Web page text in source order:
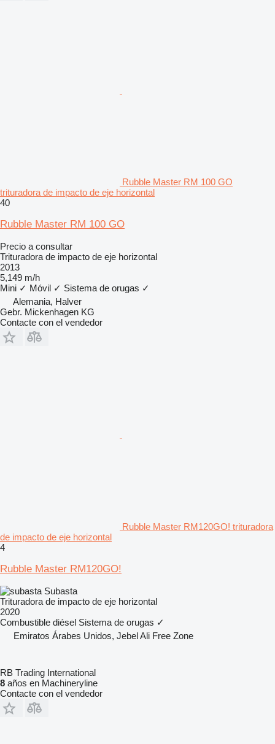
Rubble Master RM 100 GO
trituradora de impacto de eje horizontal
40
Rubble Master RM 100 GO
Precio a consultar
Trituradora de impacto de eje horizontal
2013
5,149 m/h
Mini ✓ Móvil ✓ Sistema de orugas ✓
Alemania, Halver
Gebr. Mickenhagen KG
Contacte con el vendedor
Rubble Master RM120GO! trituradora
de impacto de eje horizontal
4
Rubble Master RM120GO!
Subasta
Trituradora de impacto de eje horizontal
2020
Combustible diésel Sistema de orugas ✓
Emiratos Árabes Unidos, Jebel Ali Free Zone
RB Trading International
8 años en Machineryline
Contacte con el vendedor